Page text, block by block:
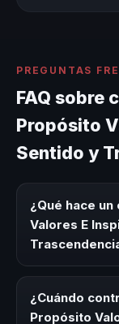
PREGUNTAS
FAQ sobre
Propósito
Sentido y
¿Qué hace
Valores E
Sentido y
conocimiento,
¿Cuándo
Propósito